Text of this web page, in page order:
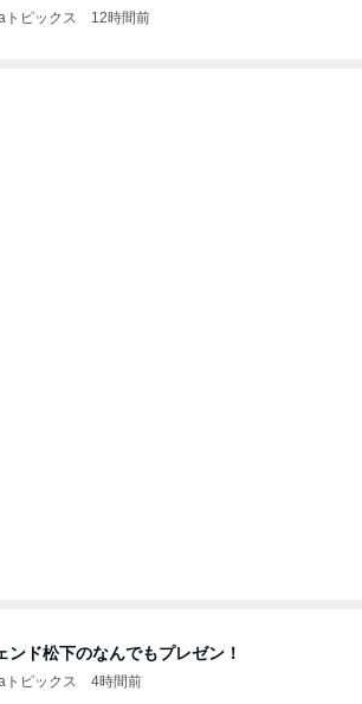
トピックス 12時間前
ンド松下のなんでもプレゼン！
トピックス 4時間前